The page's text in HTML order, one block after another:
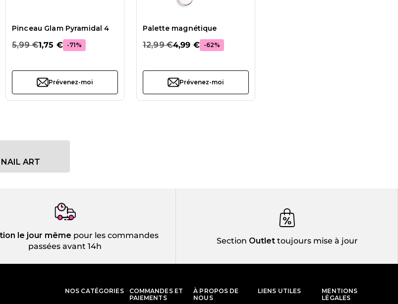
Pinceau Glam Pyramidal 4
5,99 €1,75 € -71%
Prévenez-moi
Palette magnétique
12,99 €4,99 € -62%
Prévenez-moi
ART
le jour même pour les commandes
passées avant 14h
Section Outlettoujours mise à jour
NOS CATÉGORIES
COMMANDES ET
PAIEMENTS
À PROPOS DE
NOUS
LIENS UTILES
MENTIONS
LÉGALES